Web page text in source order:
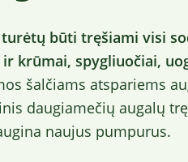
būti tręšiami visi
krūmai, spygliuočiai,
šalčiams atspariems
daugiamečių augalų
naujus pumpurus.